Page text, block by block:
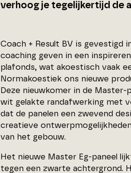
verhoog je tegelijkertijd de
Coach + Result BV is gevestigd
coaching geven in een
plafonds, wat akoestisch vaak
Normakoestiek ons nieuwe
Deze nieuwkomer in de
wit gelakte randafwerking met
dat de panelen een zwevend
creatieve
van het gebouw.
Het nieuwe Master Eg-paneel
tegen een zwarte achtergrond.